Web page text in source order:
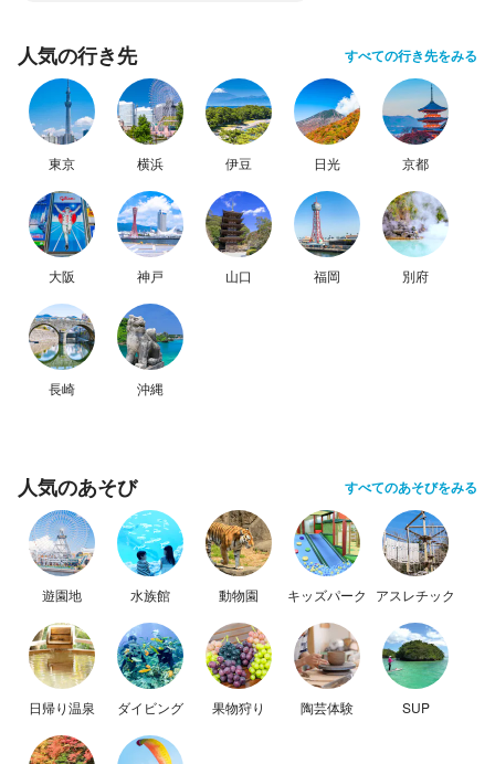
人気の行き先 すべての行き先をみる
東京 横浜 伊豆 日光 京都
大阪 神戸 山口 福岡 別府
長崎 沖縄
人気のあそび すべてのあそびをみる
遊園地 水族館 動物園 キッズパーク アスレチック
日帰り温泉 ダイビング 果物狩り 陶芸体験 SUP